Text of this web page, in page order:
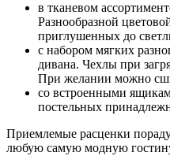
в тканевом
Разнообразной
приглушенных до
с набором мягких
дивана. Чехлы при
При желании можно
со встроенными
постельных
Приемлемые расценки
любую самую модную